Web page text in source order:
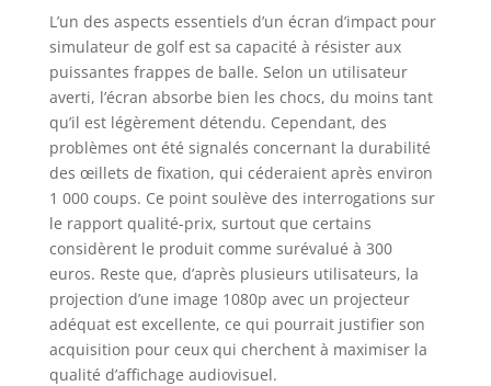
lancement de golf.
Installation facile :
Avec des
œillets/grommets
espacés de 30 cm,
notre écran
est facile à
installer dans
n'importe quel
cadre
personnalisé.
Conçu pour être
utilisé avec des
aides à
l'entraînement au
L’un des aspects essentiels d’un écran d’impact pour
simulateur de golf est sa capacité à résister aux
puissantes frappes de balle. Selon un utilisateur
averti, l’écran absorbe bien les chocs, du moins tant
qu’il est légèrement détendu. Cependant, des
problèmes ont été signalés concernant la durabilité
des œillets de fixation, qui céderaient après environ
1 000 coups. Ce point soulève des interrogations sur
le rapport qualité-prix, surtout que certains
considèrent le produit comme surévalué à 300
euros. Reste que, d’après plusieurs utilisateurs, la
projection d’une image 1080p avec un projecteur
adéquat est excellente, ce qui pourrait justifier son
acquisition pour ceux qui cherchent à maximiser la
qualité d’affichage audiovisuel.